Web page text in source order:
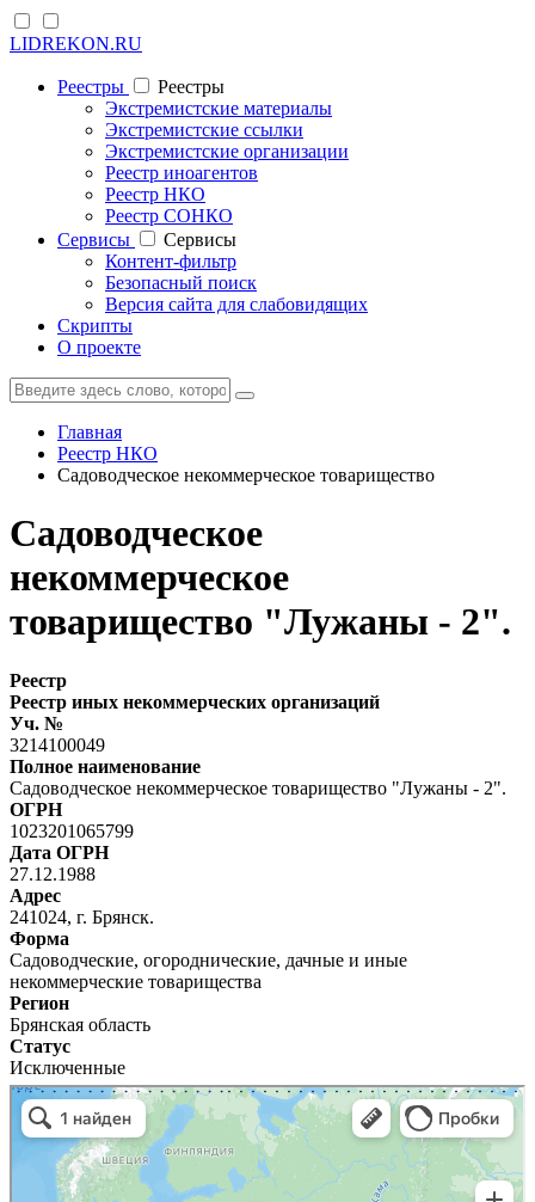
LIDREKON.RU
Реестры
Реестры
Экстремистские материалы
Экстремистские ссылки
Экстремистские организации
Реестр иноагентов
Реестр НКО
Реестр СОНКО
Cервисы
Cервисы
Контент-фильтр
Безопасный поиск
Версия сайта для слабовидящих
Скрипты
О проекте
Главная
Реестр НКО
Садоводческое некоммерческое товарищество
Садоводческое
некоммерческое
товарищество "Лужаны - 2".
Реестр
Реестр иных некоммерческих организаций
Уч. №
3214100049
Полное наименование
Садоводческое некоммерческое товарищество "Лужаны - 2".
ОГРН
1023201065799
Дата ОГРН
27.12.1988
Адрес
241024, г. Брянск.
Форма
Садоводческие, огороднические, дачные и иные
некоммерческие товарищества
Регион
Брянская область
Статус
Исключенные